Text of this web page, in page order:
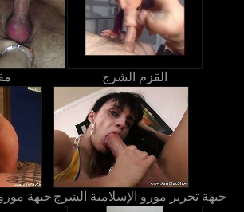
القزم الشرج
جبهة مورو جبهة تحرير مورو الإسلامية الشرج